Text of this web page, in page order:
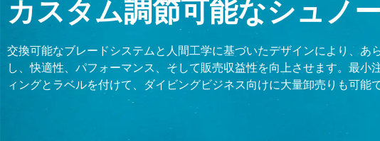
カスタム調節可能なシュノ
交換可能なブレードシステムと人間工学に基づいたデザインにより、あ
し、快適性、パフォーマンス、そして販売収益性を向上させます。最小
ィングとラベルを付けて、ダイビングビジネス向けに大量卸売りも可能で